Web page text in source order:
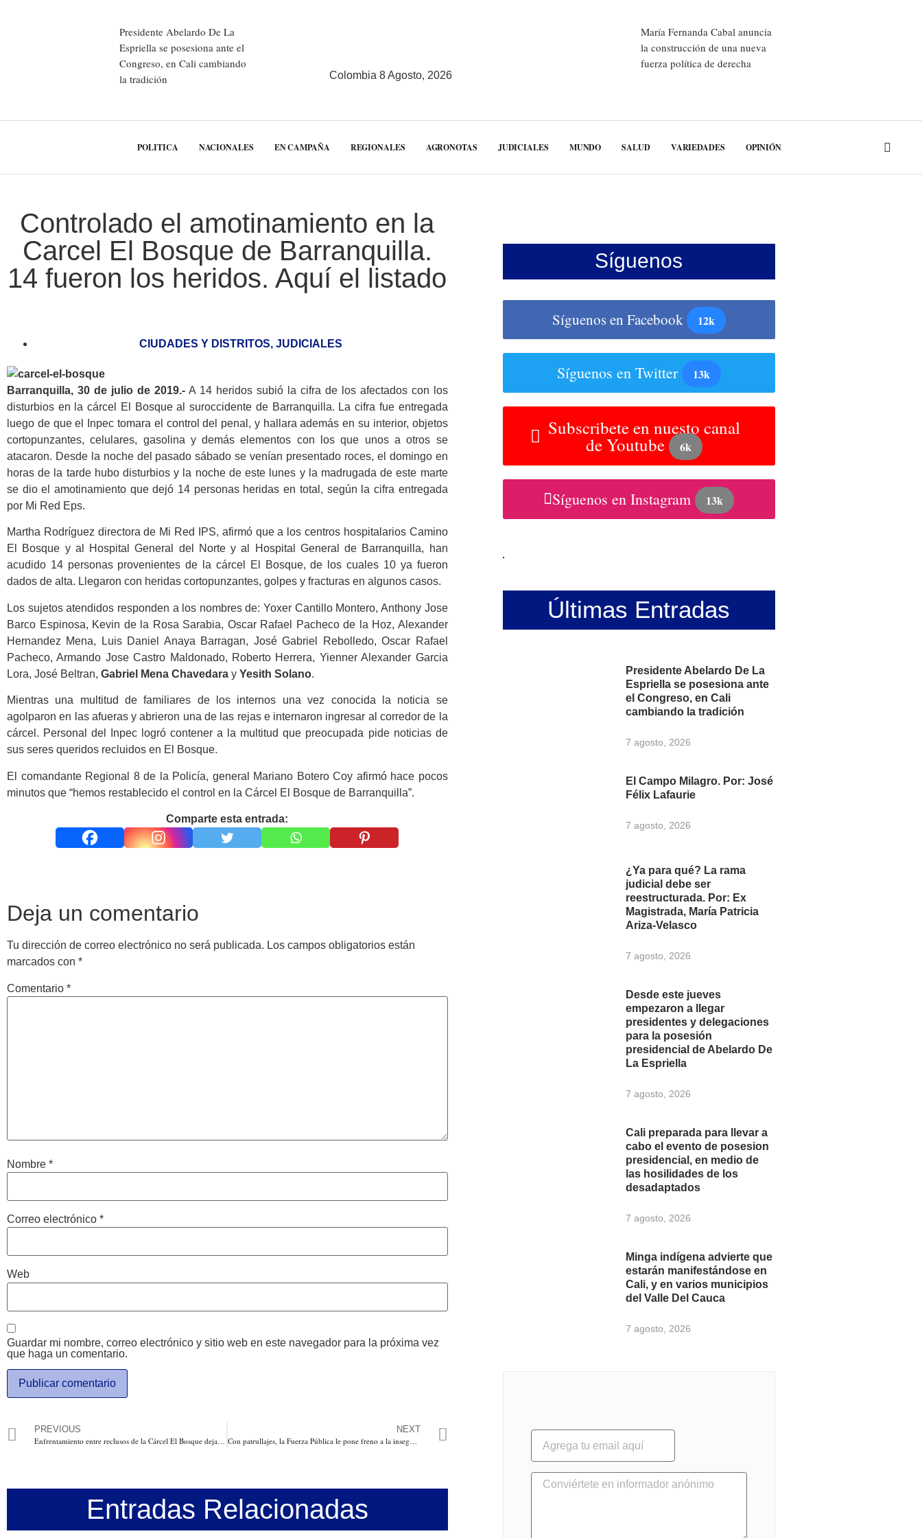
Presidente Abelardo De La
Espriella se posesiona ante el
Congreso, en Cali cambiando
la tradición
Colombia 8 Agosto, 2026
María Fernanda Cabal anuncia
la construcción de una nueva
fuerza política de derecha
POLITICA NACIONALES EN CAMPAÑA REGIONALES AGRONOTAS JUDICIALES MUNDO SALUD VARIEDADES OPINIÓN
Controlado el amotinamiento en la
Carcel El Bosque de Barranquilla.
14 fueron los heridos. Aquí el listado
CIUDADES Y DISTRITOS,JUDICIALES
Barranquilla, 30 de julio de 2019.-A 14 heridos subió la cifra de los afectados con los
disturbios en la cárcel El Bosque al suroccidente de Barranquilla. La cifra fue entregada
luego de que el Inpec tomara el control del penal, y hallara además en su interior, objetos
cortopunzantes, celulares, gasolina y demás elementos con los que unos a otros se
atacaron. Desde la noche del pasado sábado se venían presentado roces, el domingo en
horas de la tarde hubo disturbios y la noche de este lunes y la madrugada de este marte
se dio el amotinamiento que dejó 14 personas heridas en total, según la cifra entregada
por Mi Red Eps.
Martha Rodríguez directora de Mi Red IPS, afirmó que a los centros hospitalarios Camino
El Bosque y al Hospital General del Norte y al Hospital General de Barranquilla, han
acudido 14 personas provenientes de la cárcel El Bosque, de los cuales 10 ya fueron
dados de alta. Llegaron con heridas cortopunzantes, golpes y fracturas en algunos casos.
Los sujetos atendidos responden a los nombres de: Yoxer Cantillo Montero, Anthony Jose
Barco Espinosa, Kevin de la Rosa Sarabia, Oscar Rafael Pacheco de la Hoz, Alexander
Hernandez Mena, Luis Daniel Anaya Barragan, José Gabriel Rebolledo, Oscar Rafael
Pacheco, Armando Jose Castro Maldonado, Roberto Herrera, Yienner Alexander Garcia
Lora, José Beltran, Gabriel Mena Chavedara y Yesith Solano.
Mientras una multitud de familiares de los internos una vez conocida la noticia se
agolparon en las afueras y abrieron una de las rejas e internaron ingresar al corredor de la
cárcel. Personal del Inpec logró contener a la multitud que preocupada pide noticias de
sus seres queridos recluidos en El Bosque.
El comandante Regional 8 de la Policía, general Mariano Botero Coy afirmó hace pocos
minutos que “hemos restablecido el control en la Cárcel El Bosque de Barranquilla”.
Comparte esta entrada:
Deja un comentario
Tu dirección de correo electrónico no será publicada. Los campos obligatorios están
marcados con *
Comentario *
Nombre *
Correo electrónico *
Web
Guardar mi nombre, correo electrónico y sitio web en este navegador para la próxima vez
que haga un comentario.
PREVIOUS
Enfrentamiento entre reclusos de la Cárcel El Bosque deja una cifra preliminar de 11 heridos. Autoridades trabajan en la toma del control del penal
NEXT
Con patrullajes, la Fuerza Pública le pone freno a la inseguridad en la laguna del Guájaro
Entradas Relacionadas
Síguenos
Síguenos en Facebook 12k
Síguenos en Twitter 13k
Subscribete en nuesto canal
de Youtube 6k
Síguenos en Instagram 13k
Últimas Entradas
Presidente Abelardo De La
Espriella se posesiona ante
el Congreso, en Cali
cambiando la tradición
7 agosto, 2026
El Campo Milagro. Por: José
Félix Lafaurie
7 agosto, 2026
¿Ya para qué? La rama
judicial debe ser
reestructurada. Por: Ex
Magistrada, María Patricia
Ariza-Velasco
7 agosto, 2026
Desde este jueves
empezaron a llegar
presidentes y delegaciones
para la posesión
presidencial de Abelardo De
La Espriella
7 agosto, 2026
Cali preparada para llevar a
cabo el evento de posesion
presidencial, en medio de
las hosilidades de los
desadaptados
7 agosto, 2026
Minga indígena advierte que
estarán manifestándose en
Cali, y en varios municipios
del Valle Del Cauca
7 agosto, 2026